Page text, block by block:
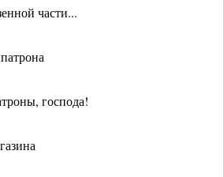
части...
господа!